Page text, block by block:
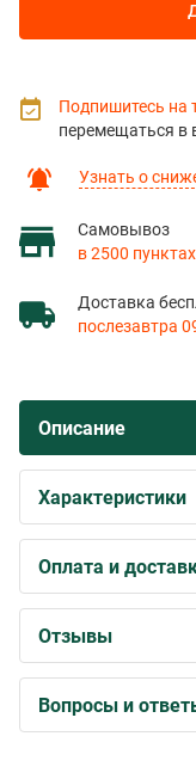
Узнать о
Самовывоз
в 2500
Доставка
послезавтра
Подпишитесь на
перемещаться в
Описание
Характеристики
Оплата и
Отзывы
Вопросы и